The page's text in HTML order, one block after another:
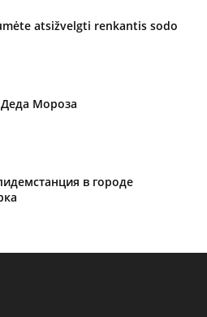
atsižvelgti renkantis sodo
Мороза
в городе